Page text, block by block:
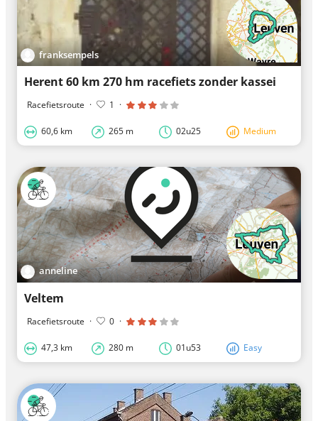
franksempels
Herent 60 km 270 hm racefiets zonder kassei
Racefietsroute · 1 ·
60,6 km 265 m 02u25 Medium
anneline
Veltem
Racefietsroute · 0 ·
47,3 km 280 m 01u53 Easy